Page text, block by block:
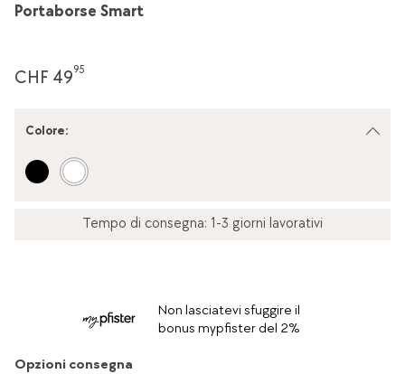
Portaborse Smart
CHF 4995
Colore:
Tempo di consegna: 1-3 giorni lavorativi
Non lasciatevi sfuggire il
bonus mypfister del 2%
Opzioni consegna